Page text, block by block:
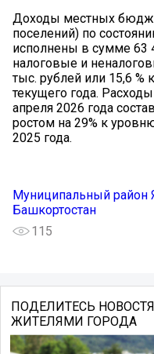
Доходы местных
поселений) по
исполнены в сумме 63
налоговые и
тыс. рублей или 15,6 %
текущего года.
апреля 2026 года
ростом на 29% к
2025 года.
Муниципальный район
Башкортостан
115
ПОДЕЛИТЕСЬ
ЖИТЕЛЯМИ ГОРОДА